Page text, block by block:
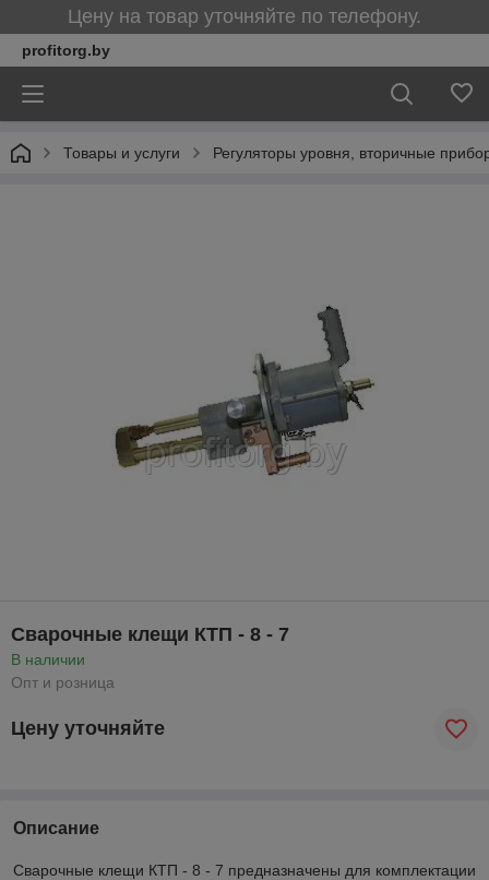
Цену на товар уточняйте по телефону.
profitorg.by
Товары и услуги Регуляторы уровня, вторичные
Сварочные клещи КТП - 8 - 7
В наличии
Опт и розница
Цену уточняйте
Описание
Сварочные клещи КТП - 8 - 7 предназначены для комплектации